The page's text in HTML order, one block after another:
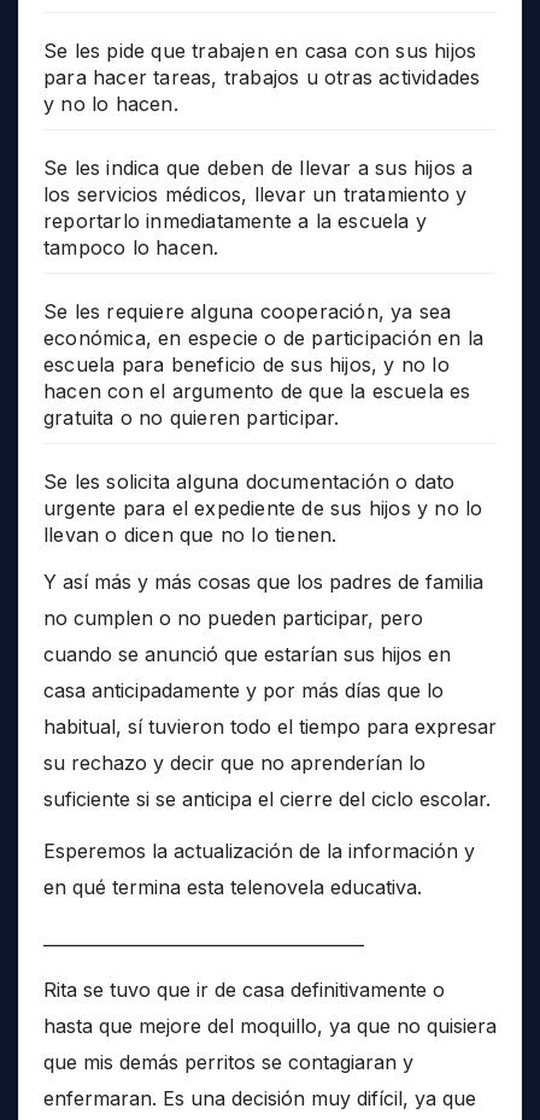
Se les pide que trabajen en casa con sus hijos
para hacer tareas, trabajos u otras actividades
y no lo hacen.
Se les indica que deben de llevar a sus hijos a
los servicios médicos, llevar un tratamiento y
reportarlo inmediatamente a la escuela y
tampoco lo hacen.
Se les requiere alguna cooperación, ya sea
económica, en especie o de participación en la
escuela para beneficio de sus hijos, y no lo
hacen con el argumento de que la escuela es
gratuita o no quieren participar.
Se les solicita alguna documentación o dato
urgente para el expediente de sus hijos y no lo
llevan o dicen que no lo tienen.
Y así más y más cosas que los padres de familia
no cumplen o no pueden participar, pero
cuando se anunció que estarían sus hijos en
casa anticipadamente y por más días que lo
habitual, sí tuvieron todo el tiempo para expresar
su rechazo y decir que no aprenderían lo
suficiente si se anticipa el cierre del ciclo escolar.
Esperemos la actualización de la información y
en qué termina esta telenovela educativa.
Rita se tuvo que ir de casa definitivamente o
hasta que mejore del moquillo, ya que no quisiera
que mis demás perritos se contagiaran y
enfermaran. Es una decisión muy difícil, ya que